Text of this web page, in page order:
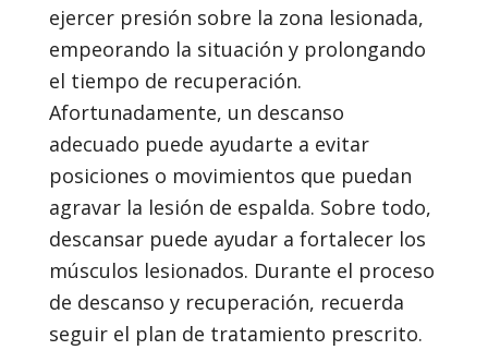
ejercer presión sobre la zona lesionada,
empeorando la situación y prolongando
el tiempo de recuperación.
Afortunadamente, un descanso
adecuado puede ayudarte a evitar
posiciones o movimientos que puedan
agravar la lesión de espalda. Sobre todo,
descansar puede ayudar a fortalecer los
músculos lesionados. Durante el proceso
de descanso y recuperación, recuerda
seguir el plan de tratamiento prescrito.